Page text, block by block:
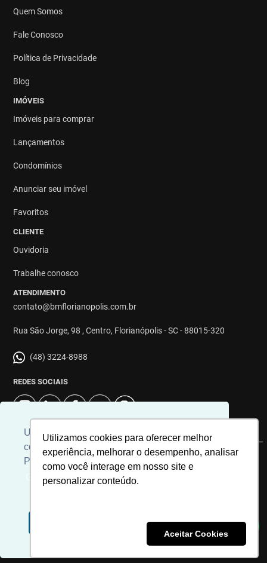
Usamos cookies para personalizar
conteúdos e melhorar a sua experiência.
Para ver nossa política de cookies
Clique aqui
Utilizamos cookies para oferecer melhor
experiência, melhorar o desempenho, analisar
como você interage em nosso site e
personalizar conteúdo.
Aceitar Cookies
Quem Somos
Fale Conosco
Política de Privacidade
Blog
IMÓVEIS
Imóveis para comprar
Lançamentos
Condomínios
Anunciar seu imóvel
Favoritos
CLIENTE
Ouvidoria
Trabalhe conosco
ATENDIMENTO
contato@bmflorianopolis.com.br
Rua São Jorge, 98 , Centro, Florianópolis - SC - 88015-320
(48) 3224-8988
REDES SOCIAIS
© 2026 | Imobiliária BM Florianópolis | CRECI: 8863J | Desenvolvido
Universal Software.